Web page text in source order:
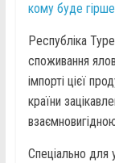
кому буде
Республіка
споживання
імпорті цієї
країни
Спеціально